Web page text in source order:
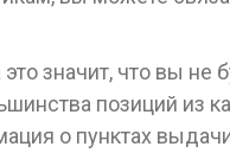
значит, что вы не
позиций из
о пунктах